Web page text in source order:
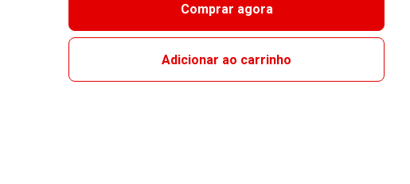
Comprar agora
Adicionar ao carrinho